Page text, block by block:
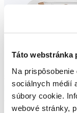
Táto webstránka
Na
sociálnych médií
súbory cookie.
webové stránky,
Akcia
SMILLE Sonic Brush
kefka s kónickými
149,99 €